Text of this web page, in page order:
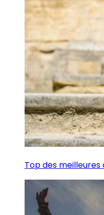
Top des meilleures